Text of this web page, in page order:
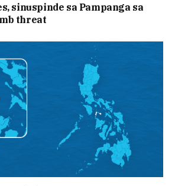
sinuspinde sa Pampanga sa
threat